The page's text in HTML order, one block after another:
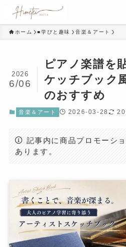
ホーム ■学びと趣味 音楽＆アート
ピアノ楽譜を
ケッチブック
のおすすめ
2026
6/06
音楽＆アート 2026-03-28
記事内に商品プロモーシ
あります。